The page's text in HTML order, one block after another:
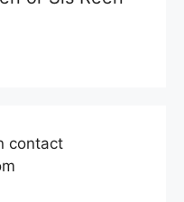
contact